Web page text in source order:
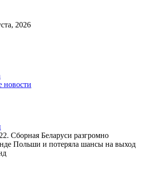
2026
новости
Сборная Беларуси разгромно
Польши и потеряла шансы на выход